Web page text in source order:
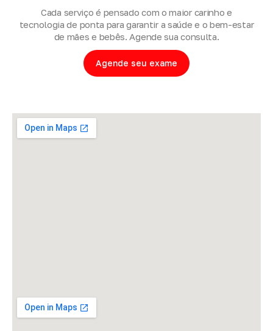
Cada serviço é pensado com o maior carinho e
tecnologia de ponta para garantir a saúde e o bem-estar
de mães e bebês. Agende sua consulta.
Agende seu exame